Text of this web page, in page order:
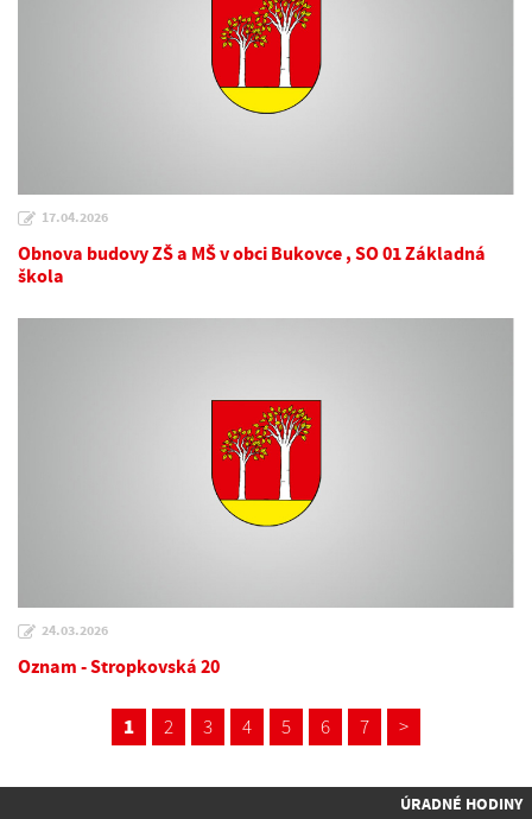
17.04.2026
Obnova budovy ZŠ a MŠ v obci Bukovce , SO 01 Základná
škola
24.03.2026
Oznam - Stropkovská 20
1 2 3 4 5 6 7 >
ÚRADNÉ HODINY